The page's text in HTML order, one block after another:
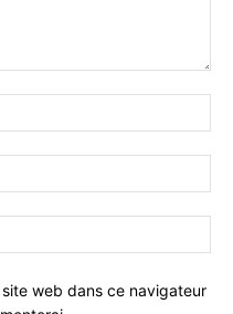
web dans ce navigateur